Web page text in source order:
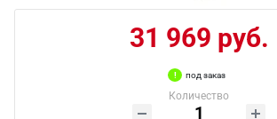
31 969 руб.
под заказ
Количество